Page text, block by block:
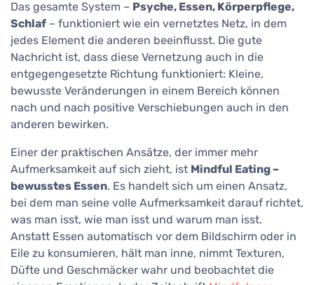
Das gesamte System – Psyche, Essen, Körperpflege,
Schlaf – funktioniert wie ein vernetztes Netz, in dem
jedes Element die anderen beeinflusst. Die gute
Nachricht ist, dass diese Vernetzung auch in die
entgegengesetzte Richtung funktioniert: Kleine,
bewusste Veränderungen in einem Bereich können
nach und nach positive Verschiebungen auch in den
anderen bewirken.
Einer der praktischen Ansätze, der immer mehr
Aufmerksamkeit auf sich zieht, ist Mindful Eating –
bewusstes Essen. Es handelt sich um einen Ansatz,
bei dem man seine volle Aufmerksamkeit darauf richtet,
was man isst, wie man isst und warum man isst.
Anstatt Essen automatisch vor dem Bildschirm oder in
Eile zu konsumieren, hält man inne, nimmt Texturen,
Düfte und Geschmäcker wahr und beobachtet die